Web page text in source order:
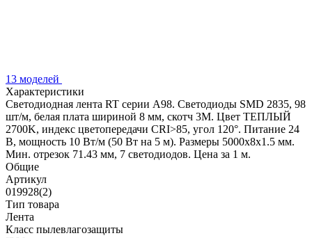
13 моделей
Характеристики
Светодиодная лента RT серии A98. Светодиоды SMD 2835, 98
шт/м, белая плата шириной 8 мм, скотч 3M. Цвет ТЕПЛЫЙ
2700K, индекс цветопередачи CRI>85, угол 120°. Питание 24
В, мощность 10 Вт/м (50 Вт на 5 м). Размеры 5000x8x1.5 мм.
Мин. отрезок 71.43 мм, 7 светодиодов. Цена за 1 м.
Общие
Артикул
019928(2)
Тип товара
Лента
Класс пылевлагозащиты